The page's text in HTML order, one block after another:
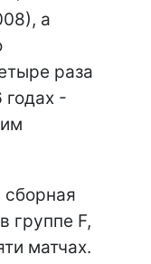
а
раза
-
группе F,
матчах.